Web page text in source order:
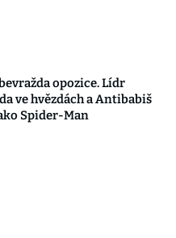
opozice. Lídr
ve hvězdách a Antibabiš
Spider-Man